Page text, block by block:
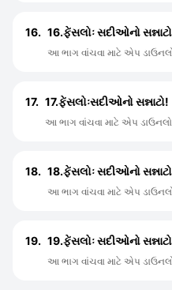
16. 16.ફેંસલોઃ સદીઓનો
આ ભાગ વાંચવા માટે એપ
17. 17.ફેંસલોઃસદીઓનો સન્નાટો!
આ ભાગ વાંચવા માટે એપ
18. 18.ફેંસલોઃ સદીઓનો
આ ભાગ વાંચવા માટે એપ
19. 19.ફેંસલોઃ સદીઓનો સન્નાટો
આ ભાગ વાંચવા માટે એપ